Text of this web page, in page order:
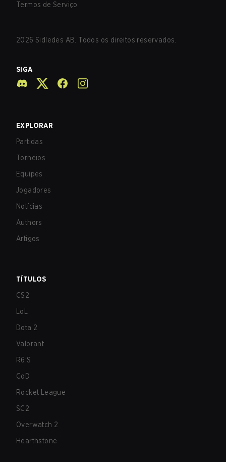
Termos de Serviço
2026 Sidledes AB. Todos os direitos reservados.
SIGA
EXPLORAR
Partidas
Torneios
Equipes
Jogadores
Notícias
Authors
Artigos
TÍTULOS
CS2
LoL
Dota 2
Valorant
R6:S
CoD
Rocket League
SC2
Overwatch 2
Hearthstone